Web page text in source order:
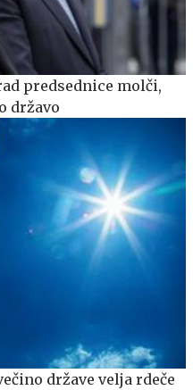
predsednice molči,
državo
države velja rdeče